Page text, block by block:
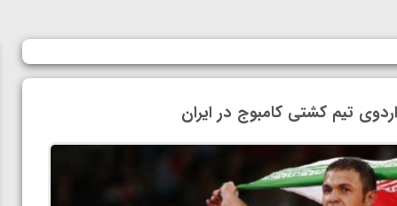
تیم کشتی کامبوج در ایران